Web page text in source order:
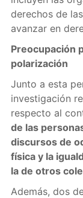
derechos de
avanzar en
Preocupación
polarización
Junto a esta
investigación
respecto al
de las
discursos de
física y la
la de otros
Además, dos